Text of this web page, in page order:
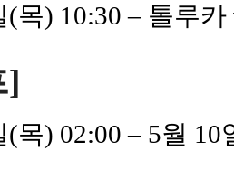
(목) 10:30 – 톨루카
]
(목) 02:00 – 5월